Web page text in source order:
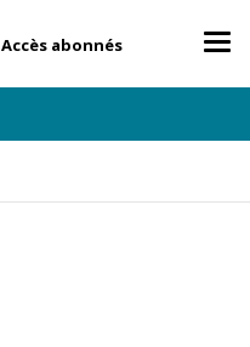
Accès abonnés